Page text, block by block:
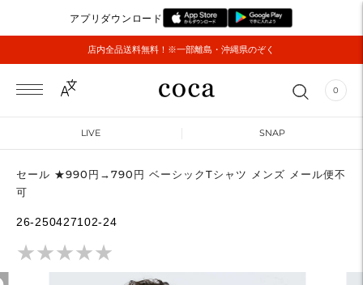
アプリダウンロード
店内全品送料無料！※一部離島・沖縄県のぞく
0
LIVE SNAP
セール ★990円→790円 ベーシックTシャツ メンズ メール便不
可
26-250427102-24
★★★★★
★★★★★